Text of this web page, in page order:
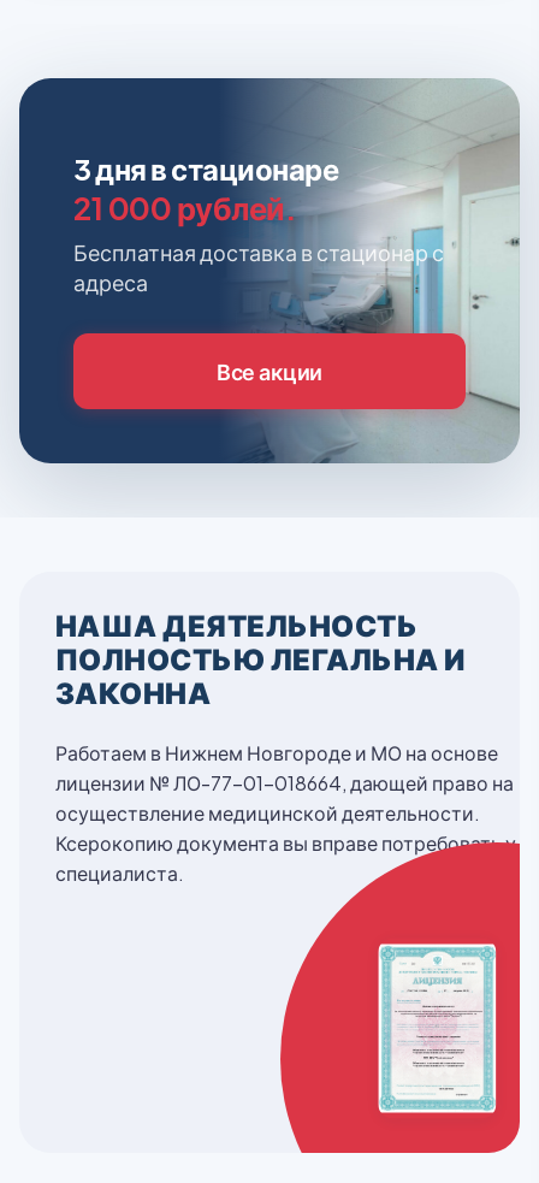
3 дня в стационаре
21 000 рублей.
Бесплатная доставка в стационар с
адреса
Все акции
НАША ДЕЯТЕЛЬНОСТЬ
ПОЛНОСТЬЮ ЛЕГАЛЬНА И
ЗАКОННА
Работаем в Нижнем Новгороде и МО на основе
лицензии № ЛО-77-01-018664, дающей право на
осуществление медицинской деятельности.
Ксерокопию документа вы вправе потребовать у
специалиста.